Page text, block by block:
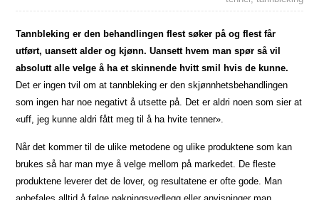
Tannbleking er den behandlingen flest søker på og flest får
utført, uansett alder og kjønn. Uansett hvem man spør så vil
absolutt alle velge å ha et skinnende hvitt smil hvis de kunne.
Det er ingen tvil om at tannbleking er den skjønnhetsbehandlingen
som ingen har noe negativt å utsette på. Det er aldri noen som sier at
«uff, jeg kunne aldri fått meg til å ha hvite tenner».
Når det kommer til de ulike metodene og ulike produktene som kan
brukes så har man mye å velge mellom på markedet. De fleste
produktene leverer det de lover, og resultatene er ofte gode. Man